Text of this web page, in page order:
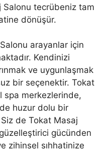
tecrübeniz tam
dönüşür.
arayanlar için
Kendinizi
ve uygunlaşmak
bir seçenektir. Tokat
spa merkezlerinde,
huzur dolu bir
de Tokat Masaj
güzelleştirici gücünden
zihinsel sıhhatinize